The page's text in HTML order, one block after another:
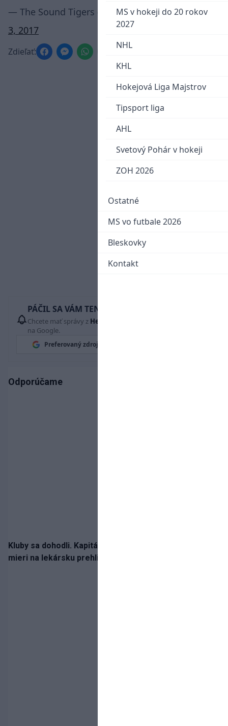
MS v hokeji do 20 rokov
2027
NHL
KHL
Hokejová Liga Majstrov
Tipsport liga
AHL
Svetový Pohár v hokeji
ZOH 2026
Ostatné
MS vo futbale 2026
Bleskovky
Kontakt
— The Sound Tigers (@TheSoundTigers)January
3, 2017
Zdieľať:
PÁČIL SA VÁM TENTO ČLÁNOK?
Chcete mať správy z Hetrik.sk
na Google.
Preferovaný zdroj
Odporúčame
Kluby sa dohodli. Kapitán Sparty Praha Lukáš Haraslín
mieri na lekársku prehliadku